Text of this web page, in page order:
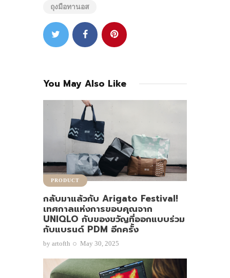
ถุงมือทานอส
You May Also Like
PRODUCT
กลับมาแล้วกับ Arigato Festival!
เทศกาลแห่งการขอบคุณจาก
UNIQLO กับของขวัญที่ออกแบบร่วม
กับแบรนด์ PDM อีกครั้ง
by artofth May 30, 2025